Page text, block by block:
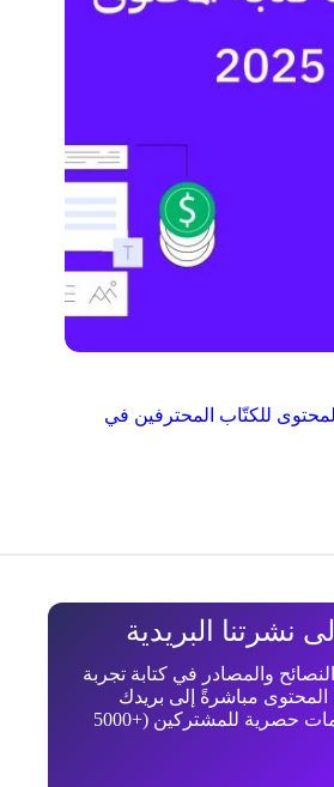
للكتّاب المحترفين في
نشرتنا البريدية
والمصادر في كتابة تجربة
مباشرةً إلى بريدك
الإلكتروني + خصومات حصرية للمشتركين (+5000